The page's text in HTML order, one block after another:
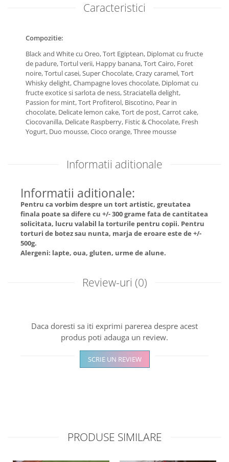
Caracteristici
Compozitie:
Black and White cu Oreo,Tort Egiptean, Diplomat cu fructe
de padure,Tortul verii, Happy banana,Tort Cairo, Foret
noire,Tortul casei,Super Chocolate,Crazy caramel,Tort
Whisky delight,Champagne loves chocolate, Diplomat cu
fructe exotice si sarlota de ness,Straciatella delight,
Passion for mint,Tort Profiterol, Biscotino, Pear in
chocolate, Delicate lemon cake,Tort de post,Carrot cake,
Ciocovanilla, Delicate Raspberry, Fistic & Chocolate, Fresh
Yogurt, Duo mousse,Cioco orange,Three mousse
Informatii aditionale
Informatii aditionale:
Pentru ca vorbim despre un tort artistic, greutatea
finala poate sa difere cu +/- 300 grame fata de cantitatea
solicitata, lucru valabil la torturile pentru copii. Pentru
torturi de botez sau nunta, marja de eroare este de +/-
500g.
Alergeni: lapte, oua, gluten, urme de alune.
Review-uri (0)
Daca doresti sa iti exprimi parerea despre acest
produs poti adauga un review.
SCRIE UN REVIEW
PRODUSE SIMILARE